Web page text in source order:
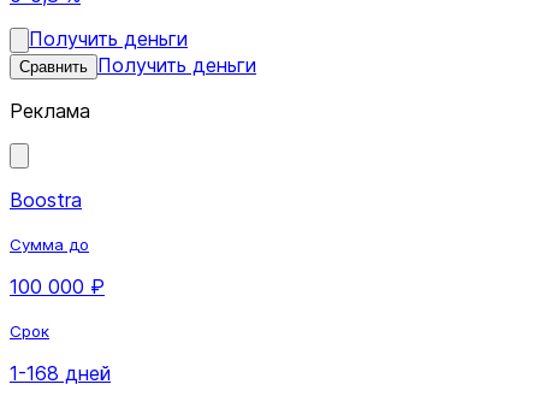
Получить деньги
Сравнить Получить деньги
Реклама
Boostra
Сумма до
100 000 ₽
Срок
1-168 дней